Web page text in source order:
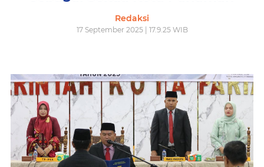
Redaksi
17 September 2025 | 17.9.25 WIB